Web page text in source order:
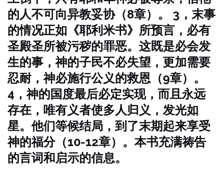
的人不可向异教妥协（8章）。
3，末事
的情况正如《耶利米书》所预言，必有
圣殿圣所被污秽的罪恶。这既是必会发
生的事，神的子民不必失望，更加需要
忍耐，神必施行公义的救恩（9章）。
4，神的国度最后必定实现，而且永远
存在，唯有义者使多人归义，发光如
星。他们等候结局，到了末期起来享受
神的福分（10-12章）。本书充满祷告
的言词和启示的信息。